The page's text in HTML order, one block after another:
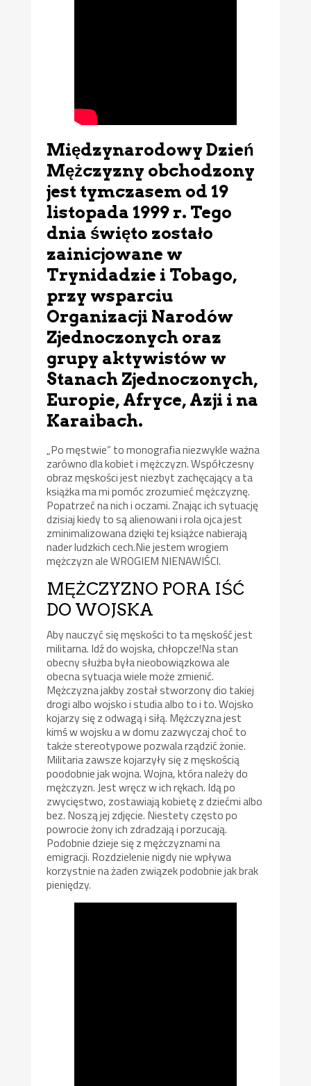
Międzynarodowy Dzień
Mężczyzny obchodzony
jest tymczasem od 19
listopada 1999 r. Tego
dnia święto zostało
zainicjowane w
Trynidadzie i Tobago,
przy wsparciu
Organizacji Narodów
Zjednoczonych oraz
grupy aktywistów w
Stanach Zjednoczonych,
Europie, Afryce, Azji i na
Karaibach.
„Po męstwie” to monografia niezwykle ważna
zarówno dla kobiet i mężczyzn. Współczesny
obraz męskości jest niezbyt zachęcający a ta
książka ma mi pomóc zrozumieć mężczyznę.
Popatrzeć na nich i oczami. Znając ich sytuację
dzisiaj kiedy to są alienowani i rola ojca jest
zminimalizowana dzięki tej książce nabierają
nader ludzkich cech.Nie jestem wrogiem
mężczyzn ale WROGIEM NIENAWIŚCI.
MĘŻCZYZNO PORA IŚĆ
DO WOJSKA
Aby nauczyć się męskości to ta męskość jest
militarna. Idź do wojska, chłopcze!Na stan
obecny służba była nieobowiązkowa ale
obecna sytuacja wiele może zmienić.
Mężczyzna jakby został stworzony dio takiej
drogi albo wojsko i studia albo to i to. Wojsko
kojarzy się z odwagą i siłą. Mężczyzna jest
kimś w wojsku a w domu zazwyczaj choć to
także stereotypowe pozwala rządzić żonie.
Militaria zawsze kojarzyły się z męskością
poodobnie jak wojna. Wojna, która należy do
mężczyzn. Jest wręcz w ich rękach. Idą po
zwycięstwo, zostawiają kobietę z dziećmi albo
bez. Noszą jej zdjęcie. Niestety często po
powrocie żony ich zdradzają i porzucają.
Podobnie dzieje się z mężczyznami na
emigracji. Rozdzielenie nigdy nie wpływa
korzystnie na żaden związek podobnie jak brak
pieniędzy.